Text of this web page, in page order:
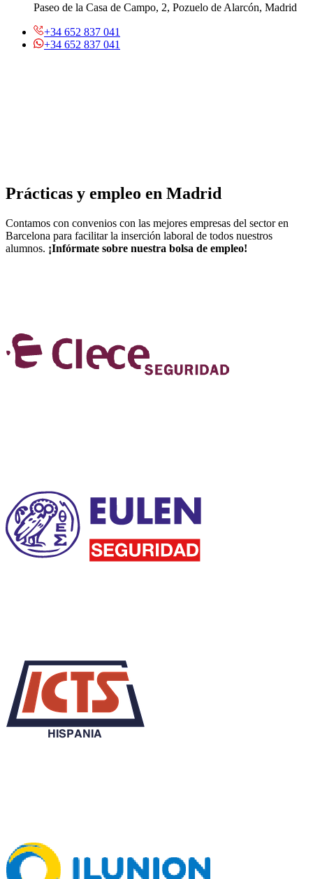
Paseo de la Casa de Campo, 2, Pozuelo de Alarcón, Madrid
+34 652 837 041
+34 652 837 041
Prácticas y empleo en Madrid
Contamos con convenios con las mejores empresas del sector en
Barcelona para facilitar la inserción laboral de todos nuestros
alumnos. ¡Infórmate sobre nuestra bolsa de empleo!